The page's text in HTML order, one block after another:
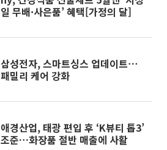
일 무배·사은품’ 혜택[가정의 달]
삼성전자, 스마트싱스 업데이트⋯
패밀리 케어 강화
애경산업, 태광 편입 후 ‘K뷰티 톱3’
조준…화장품 절반 매출에 사활